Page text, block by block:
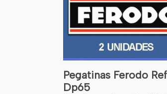
Pegatinas Ferodo
Dp65